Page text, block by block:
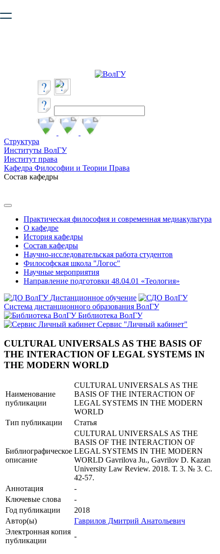
безопасную работу с сайтом. Пожалуйста
Структура
Институты ВолГУ
Институт права
Кафедра Философии и Теории Права
Состав кафедры
Практическая философия и современная медиакультура
О кафедре
История кафедры
Состав кафедры
Научно-исследовательская работа студентов
Философская школа "Логос"
Научные мероприятия
Направление подготовки 48.04.01 «Теология»
Дистанционное обучение
Система дистанционного образования ВолГУ
Библиотека ВолГУ
Сервис "Личный кабинет"
CULTURAL UNIVERSALS AS THE BASIS OF
THE INTERACTION OF LEGAL SYSTEMS IN
THE MODERN WORLD
Наименование
публикации
CULTURAL UNIVERSALS AS THE
BASIS OF THE INTERACTION OF
LEGAL SYSTEMS IN THE MODERN
WORLD
Тип публикации
Статья
Библиографическое
описание
CULTURAL UNIVERSALS AS THE
BASIS OF THE INTERACTION OF
LEGAL SYSTEMS IN THE MODERN
WORLD Gavrilova Ju., Gavrilov D. Kazan
University Law Review. 2018. Т. 3. № 3. С.
42-57.
Аннотация
-
Ключевые cлова
-
Год публикации
2018
Автор(ы)
Гаврилов Дмитрий Анатольевич
Электронная копия
публикации
-